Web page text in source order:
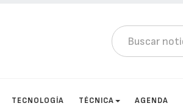
TECNOLOGÍA TÉCNICA AGENDA